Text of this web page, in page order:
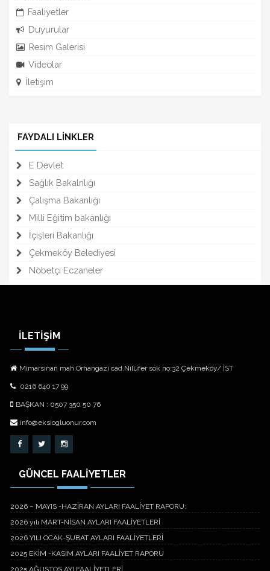
Faaliyetler
Duyurular
Resim Galerisi
Videolar
İletişim
FAYDALI LİNKLER
E Devlet
Sağlık Bakalnlığı
Çalışma Bakanlığı
Milli Eğitim bakanlığı
İçişleri Bakanlığı
Çekmeköy Belediyesi
Nöbetçi Eczaneler
İLETİŞİM
Mimarsinan mah.Orhangazi cad.Nilüfer sok no:32 Çekmeköy/ İST
0216 640 17 99
BAŞKAN : 0507 350 50 76
info@eksiogluonur.com
GÜNCEL FAALİYETLER
2026 – MAYIS -HAZİRAN AYLARI FAALİYET RAPORU:
2026 yılı MART-NİSAN AYLARI FAALİYETLERİ
2026 YILI OCAK-ŞUBAT AYLARI FAALİYETLERİ
2025 EKİM -KASIM AYLARI FAALİYET RAPORU
2025 AĞUSTOS AYI FAALİYETLERİ